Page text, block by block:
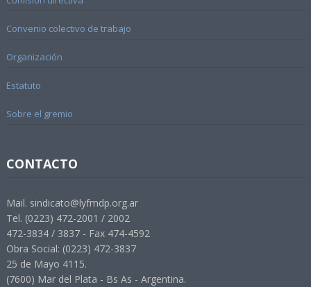
Convenio colectivo de trabajo
Organización
Estatuto
Sobre el gremio
CONTACTO
Mail. sindicato@lyfmdp.org.ar
Tel. (0223) 472-2001 / 2002
472-3834 / 3837 - Fax 474-4592
Obra Social: (0223) 472-3837
25 de Mayo 4115.
(7600) Mar del Plata - Bs As - Argentina.